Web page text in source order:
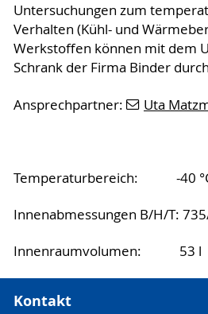
Untersuchungen zum
Verhalten (Kühl- und
Werkstoffen können mit dem
Schrank der Firma Binder
Ansprechpartner: Uta
Temperaturbereich: -40 °C
Innenabmessungen B/H/T:
Innenraumvolumen: 53 l
Kontakt